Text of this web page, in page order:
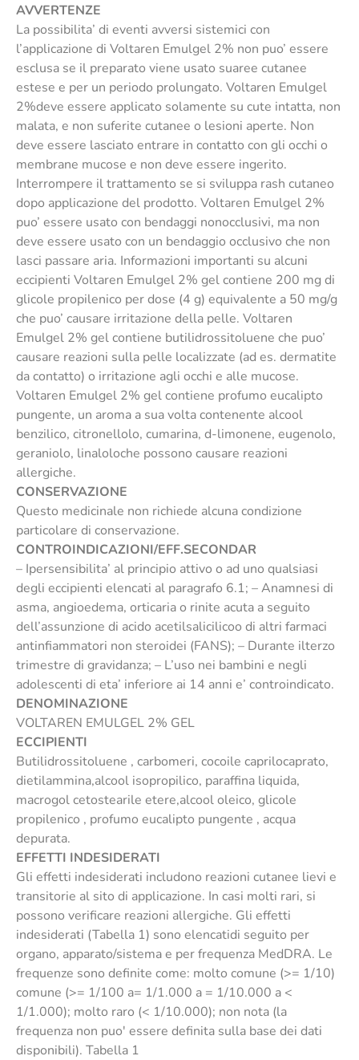
AVVERTENZE
La possibilita’ di eventi avversi sistemici con
l’applicazione di Voltaren Emulgel 2% non puo’ essere
esclusa se il preparato viene usato suaree cutanee
estese e per un periodo prolungato. Voltaren Emulgel
2%deve essere applicato solamente su cute intatta, non
malata, e non suferite cutanee o lesioni aperte. Non
deve essere lasciato entrare in contatto con gli occhi o
membrane mucose e non deve essere ingerito.
Interrompere il trattamento se si sviluppa rash cutaneo
dopo applicazione del prodotto. Voltaren Emulgel 2%
puo’ essere usato con bendaggi nonocclusivi, ma non
deve essere usato con un bendaggio occlusivo che non
lasci passare aria. Informazioni importanti su alcuni
eccipienti Voltaren Emulgel 2% gel contiene 200 mg di
glicole propilenico per dose (4 g) equivalente a 50 mg/g
che puo’ causare irritazione della pelle. Voltaren
Emulgel 2% gel contiene butilidrossitoluene che puo’
causare reazioni sulla pelle localizzate (ad es. dermatite
da contatto) o irritazione agli occhi e alle mucose.
Voltaren Emulgel 2% gel contiene profumo eucalipto
pungente, un aroma a sua volta contenente alcool
benzilico, citronellolo, cumarina, d-limonene, eugenolo,
geraniolo, linaloloche possono causare reazioni
allergiche.
CONSERVAZIONE
Questo medicinale non richiede alcuna condizione
particolare di conservazione.
CONTROINDICAZIONI/EFF.SECONDAR
– Ipersensibilita’ al principio attivo o ad uno qualsiasi
degli eccipienti elencati al paragrafo 6.1; – Anamnesi di
asma, angioedema, orticaria o rinite acuta a seguito
dell’assunzione di acido acetilsalicilicoo di altri farmaci
antinfiammatori non steroidei (FANS); – Durante ilterzo
trimestre di gravidanza; – L’uso nei bambini e negli
adolescenti di eta’ inferiore ai 14 anni e’ controindicato.
DENOMINAZIONE
VOLTAREN EMULGEL 2% GEL
ECCIPIENTI
Butilidrossitoluene , carbomeri, cocoile caprilocaprato,
dietilammina,alcool isopropilico, paraffina liquida,
macrogol cetostearile etere,alcool oleico, glicole
propilenico , profumo eucalipto pungente , acqua
depurata.
EFFETTI INDESIDERATI
Gli effetti indesiderati includono reazioni cutanee lievi e
transitorie al sito di applicazione. In casi molti rari, si
possono verificare reazioni allergiche. Gli effetti
indesiderati (Tabella 1) sono elencatidi seguito per
organo, apparato/sistema e per frequenza MedDRA. Le
frequenze sono definite come: molto comune (>= 1/10)
comune (>= 1/100 a= 1/1.000 a = 1/10.000 a <
1/1.000); molto raro (< 1/10.000); non nota (la
frequenza non puo' essere definita sulla base dei dati
disponibili). Tabella 1